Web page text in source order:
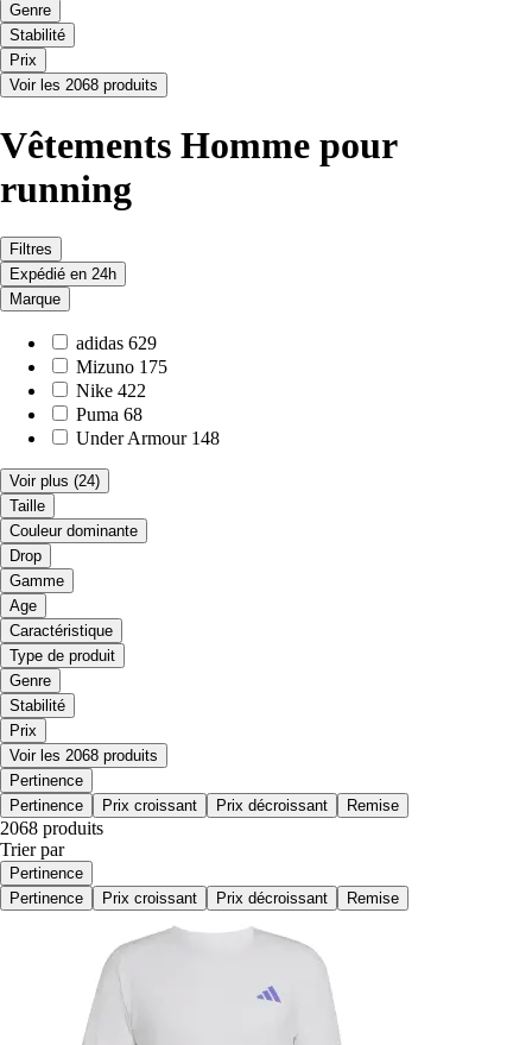
Genre
Stabilité
Prix
Voir les 2068 produits
Vêtements Homme pour
running
Filtres
Expédié en 24h
Marque
adidas 629
Mizuno 175
Nike 422
Puma 68
Under Armour 148
Voir plus (24)
Taille
Couleur dominante
Drop
Gamme
Age
Caractéristique
Type de produit
Genre
Stabilité
Prix
Voir les 2068 produits
Pertinence
Pertinence
Prix croissant Prix décroissant Remise
2068 produits
Trier par
Pertinence
Pertinence
Prix croissant Prix décroissant Remise